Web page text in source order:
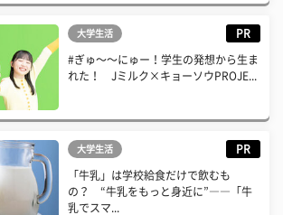
大学生活 PR
#ぎゅ〜〜にゅー！学生の発想から生ま
れた！ Jミルク×キョーソウPROJE...
大学生活 PR
「牛乳」は学校給食だけで飲むも
の？ “牛乳をもっと身近に”――「牛
乳でスマ...